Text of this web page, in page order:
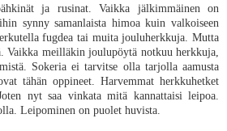
ja rusinat. Vaikka jälkimmäinen on
synny samanlaista himoa kuin valkoiseen
fugdea tai muita jouluherkkuja. Mutta
Vaikka meilläkin joulupöytä notkuu herkkuja,
Sokeria ei tarvitse olla tarjolla aamusta
tähän oppineet. Harvemmat herkkuhetket
nyt saa vinkata mitä kannattaisi leipoa.
Leipominen on puolet huvista.